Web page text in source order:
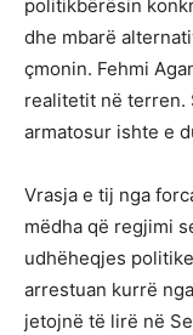
politikbërësin
dhe mbarë
çmonin. Fehmi
realitetit në terren.
armatosur ishte e
Vrasja e tij nga
mëdha që regjimi
udhëheqjes
arrestuan kurrë
jetojnë të lirë në